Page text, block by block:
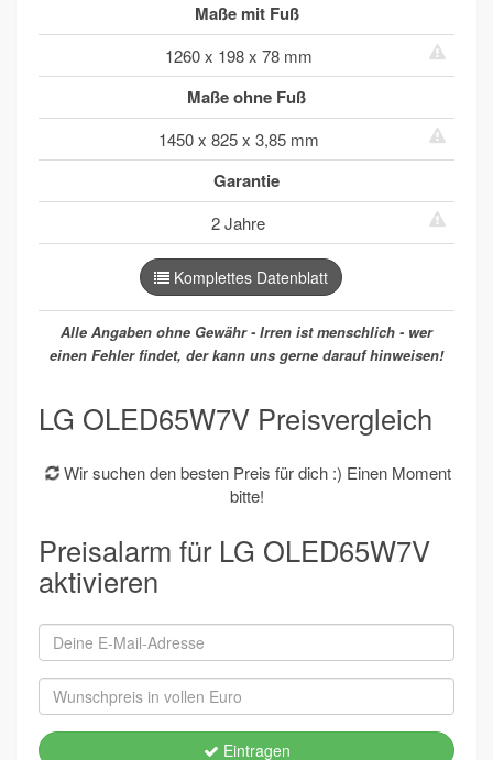
Maße mit Fuß
1260 x 198 x 78 mm
Maße ohne Fuß
1450 x 825 x 3,85 mm
Garantie
2 Jahre
Komplettes Datenblatt
Alle Angaben ohne Gewähr - Irren ist menschlich - wer
einen Fehler findet, der kann uns gerne darauf hinweisen!
LG OLED65W7V Preisvergleich
Wir suchen den besten Preis für dich :) Einen Moment
bitte!
Preisalarm für LG OLED65W7V
aktivieren
Eintragen